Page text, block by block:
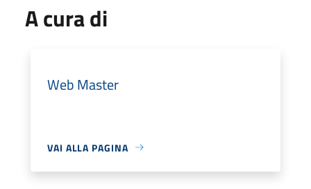
A cura di
Web Master
VAI ALLA PAGINA